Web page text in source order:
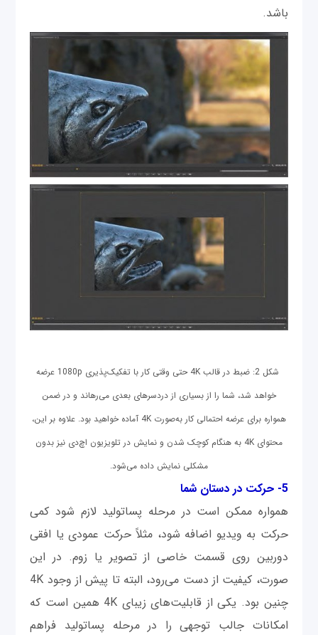
باشد.
شکل 2: ضبط در قالب 4K حتی وقتی کار با تفکیک‌پذیری 1080p عرضه
خواهد شد، شما را از بسیاری از دردسرهای بعدی می‌رهاند و در ضمن
همواره برای عرضه احتمالی کار به‌صورت 4K آماده خواهید بود. علاوه بر این،
محتوای 4K به هنگام کوچک شدن و نمایش در تلویزیون اچ‌دی نیز بدون
مشکلی نمایش داده می‌شود.
5- حرکت در دستان شما
همواره ممکن است در مرحله پساتولید لازم شود کمی
حرکت به ویدیو اضافه شود، مثلاً حرکت عمودی یا افقی
دوربین روی قسمت خاصی از تصویر یا زوم. در این
صورت، کیفیت از دست می‌رود، البته تا پیش از وجود 4K
چنین بود. یکی از قابلیت‌های زیبای 4K همین است که
امکانات جالب توجهی را در مرحله پساتولید فراهم